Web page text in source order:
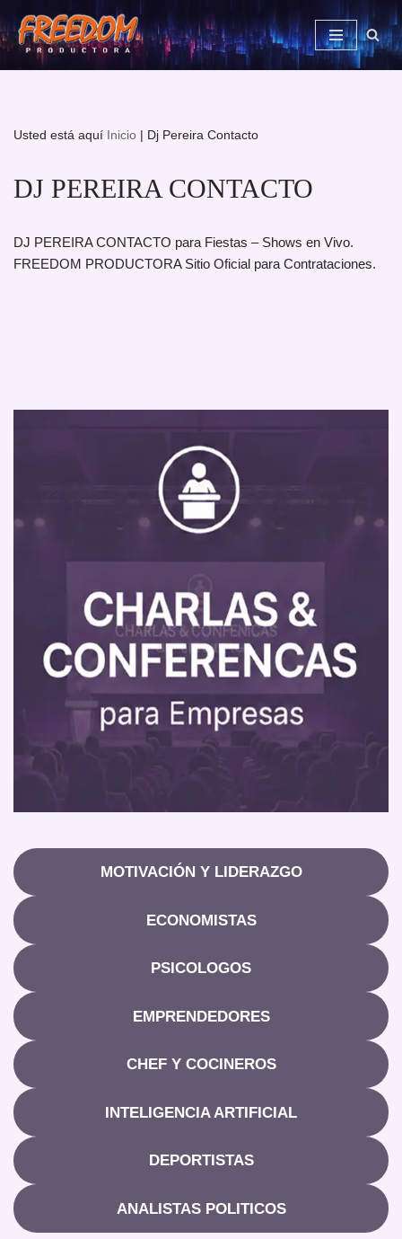
Saltar
al
Usted está aquí Inicio | Dj Pereira Contacto
DJ PEREIRA CONTACTO
DJ PEREIRA CONTACTO para Fiestas – Shows en Vivo.
FREEDOM PRODUCTORA Sitio Oficial para Contrataciones.
MOTIVACIÓN Y LIDERAZGO
ECONOMISTAS
PSICOLOGOS
EMPRENDEDORES
CHEF Y COCINEROS
INTELIGENCIA ARTIFICIAL
DEPORTISTAS
ANALISTAS POLITICOS